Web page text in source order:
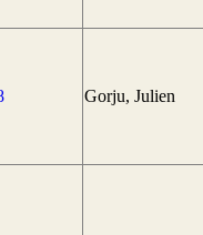
Gorju, Julien